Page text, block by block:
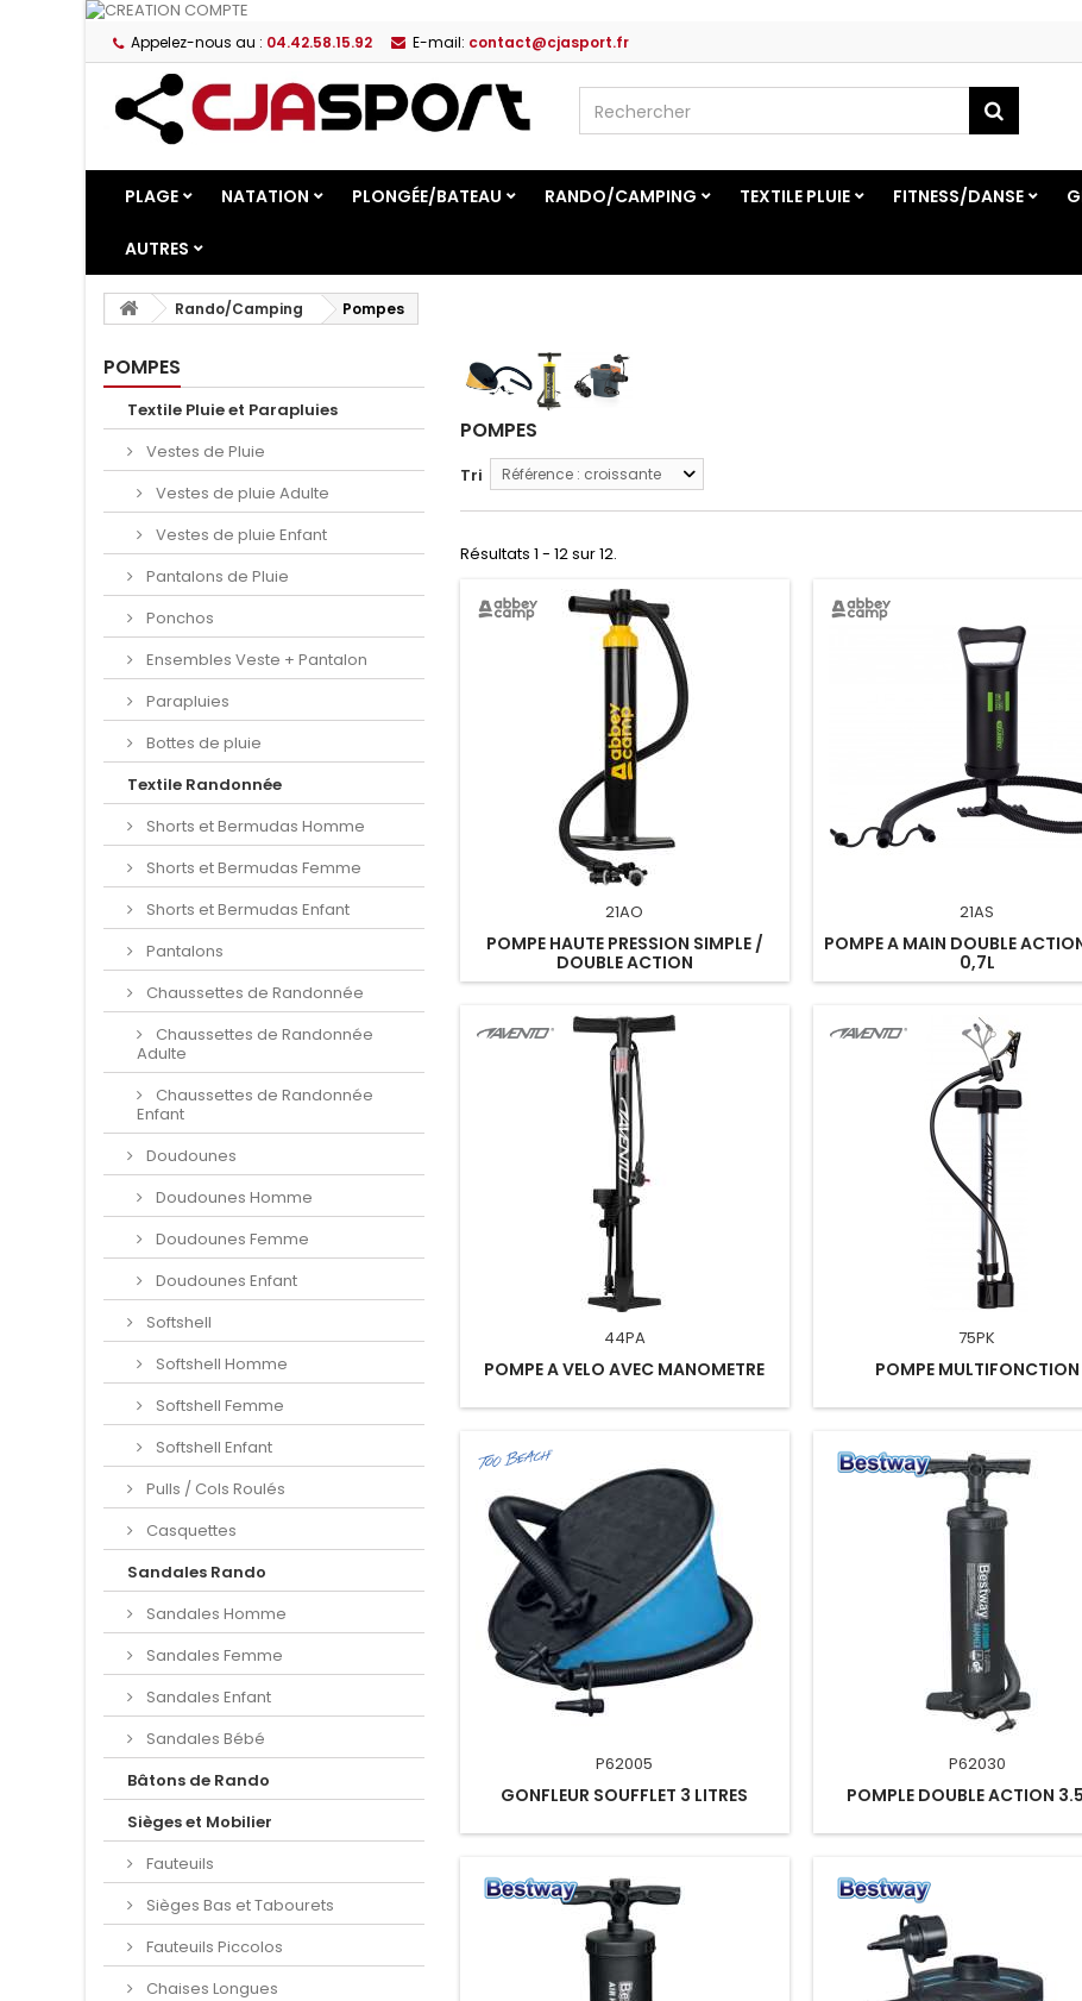
Appelez-nous au : 04.42.58.15.92 E-mail: contact@cjasport.fr
PLAGE NATATION PLONGÉE/BATEAU RANDO/CAMPING TEXTILE PLUIE FITNESS/DANSE
AUTRES
Rando/Camping Pompes
POMPES
Textile Pluie et Parapluies
Vestes de Pluie
Vestes de pluie Adulte
Vestes de pluie Enfant
Pantalons de Pluie
Ponchos
Ensembles Veste + Pantalon
Parapluies
Bottes de pluie
Textile Randonnée
Shorts et Bermudas Homme
Shorts et Bermudas Femme
Shorts et Bermudas Enfant
Pantalons
Chaussettes de Randonnée
Chaussettes de Randonnée
Adulte
Chaussettes de Randonnée
Enfant
Doudounes
Doudounes Homme
Doudounes Femme
Doudounes Enfant
Softshell
Softshell Homme
Softshell Femme
Softshell Enfant
Pulls / Cols Roulés
Casquettes
Sandales Rando
Sandales Homme
Sandales Femme
Sandales Enfant
Sandales Bébé
Bâtons de Rando
Sièges et Mobilier
Fauteuils
Sièges Bas et Tabourets
Fauteuils Piccolos
Chaises Longues
POMPES
Tri Référence : croissante
Résultats 1 - 12 sur 12.
21AO
POMPE HAUTE PRESSION SIMPLE /
DOUBLE ACTION
21AS
POMPE A MAIN DOUBLE
0,7L
44PA
POMPE A VELO AVEC MANOMETRE
75PK
POMPE MULTIFONCTION
P62005
GONFLEUR SOUFFLET 3 LITRES
P62030
POMPLE DOUBLE ACTION